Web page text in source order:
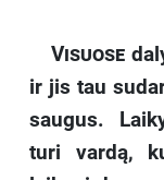
Visuose
ir jis tau
saugus.
turi vardą,